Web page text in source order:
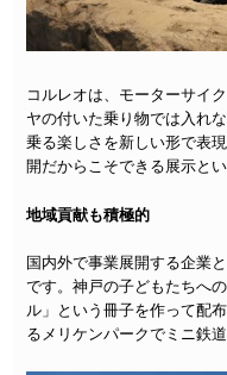
コルレオは、モーターサイ
ヤの付いた乗り物では入れ
乗る楽しさを新しい形で表
開だからこそできる展示とい
地域貢献も積極的
国内外で事業展開する企業
です。神戸の子どもたちへ
ル」という冊子を作って配
るメリケンパークでミニ鉄